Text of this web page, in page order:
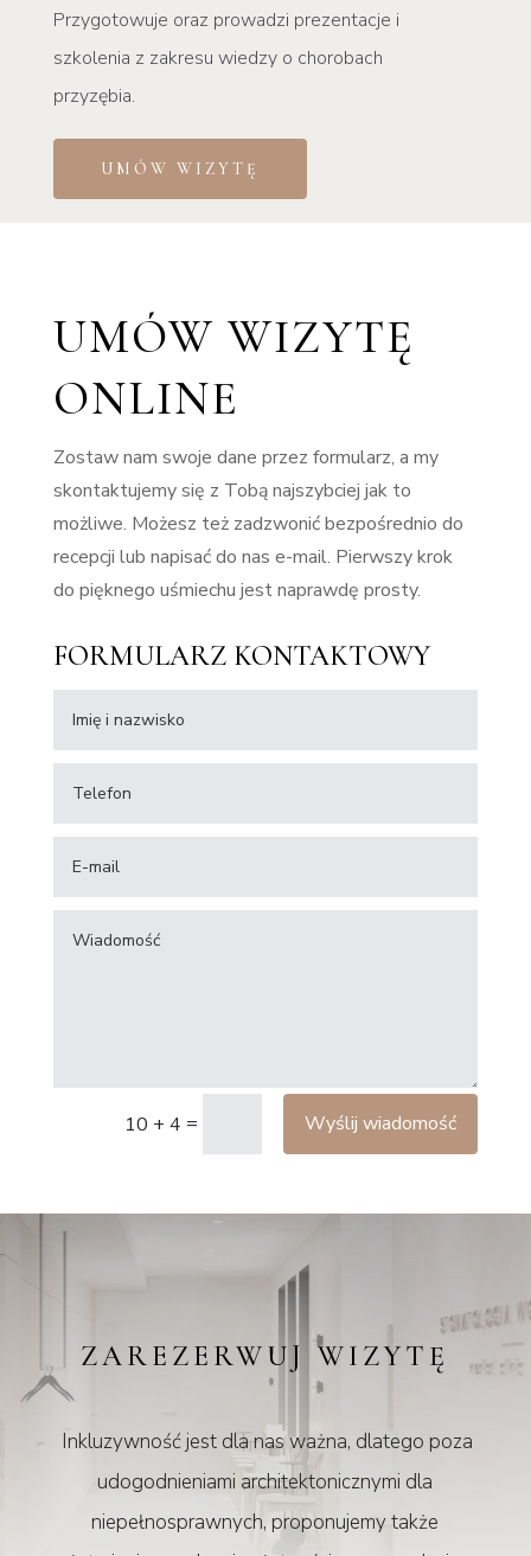
Przygotowuje oraz prowadzi prezentacje i
szkolenia z zakresu wiedzy o chorobach
przyzębia.
UMÓW WIZYTĘ
UMÓW WIZYTĘ
ONLINE
Zostaw nam swoje dane przez formularz, a my
skontaktujemy się z Tobą najszybciej jak to
możliwe. Możesz też zadzwonić bezpośrednio do
recepcji lub napisać do nas e-mail. Pierwszy krok
do pięknego uśmiechu jest naprawdę prosty.
FORMULARZ KONTAKTOWY
10 + 4 = Wyślij wiadomość
ZAREZERWUJ WIZYTĘ
Inkluzywność jest dla nas ważna, dlatego poza
udogodnieniami architektonicznymi dla
niepełnosprawnych, proponujemy także